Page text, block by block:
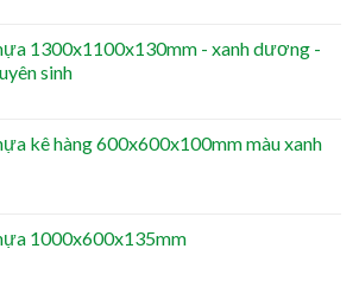
1300x1100x130mm - xanh dương -
sinh
kê hàng 600x600x100mm màu xanh
1000x600x135mm